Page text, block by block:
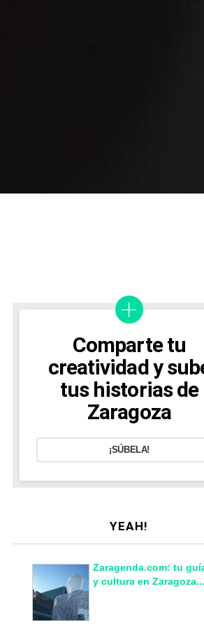
Comparte tu
creatividad y
tus historias de
Zaragoza
¡SÚBELA!
YEAH!
Zaragenda.com: tu
y cultura en Zaragoza...